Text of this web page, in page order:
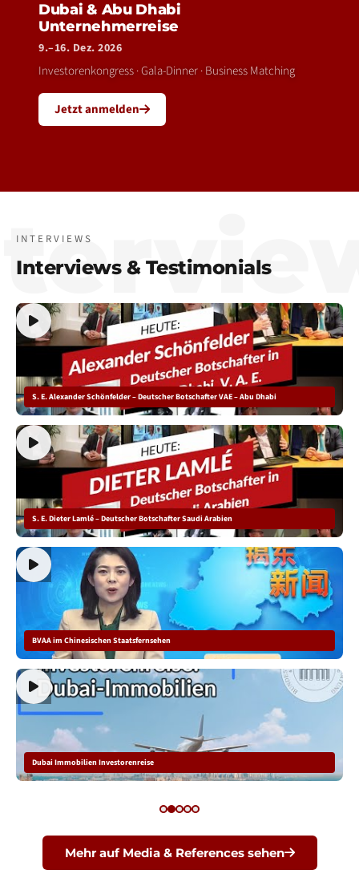
Dubai & Abu Dhabi
Unternehmerreise
9.–16. Dez. 2026
Investorenkongress · Gala-Dinner · Business Matching
Jetzt anmelden
INTERVIEWS
Interviews & Testimonials
S. E. Alexander Schönfelder – Deutscher Botschafter VAE – Abu Dhabi
S. E. Dieter Lamlé – Deutscher Botschafter Saudi Arabien
BVAA im Chinesischen Staatsfernsehen
Dubai Immobilien Investorenreise
Mehr auf Media & References sehen